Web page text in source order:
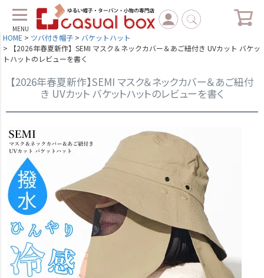
MENU
HOME ツバ付き帽子
バケットハット
【2026年春夏新作】SEMI マスク＆ネックカバー＆あご紐付き UVカット バケッ
トハットのレビューを書く
【2026年春夏新作】SEMI マスク＆ネックカバー＆あご紐付
き UVカット バケットハットのレビューを書く